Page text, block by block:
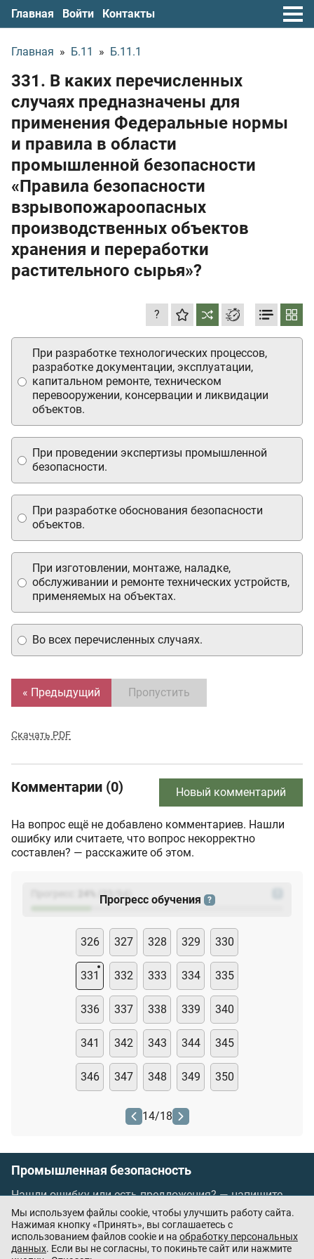
Главная Войти Контакты
Главная » Б.11 » Б.11.1
331. В каких перечисленных
случаях предназначены для
применения Федеральные нормы
и правила в области
промышленной безопасности
«Правила безопасности
взрывопожароопасных
производственных объектов
хранения и переработки
растительного сырья»?
?
При разработке технологических процессов,
разработке документации, эксплуатации,
капитальном ремонте, техническом
перевооружении, консервации и ликвидации
объектов.
Во всех перечисленных случаях.
При изготовлении, монтаже, наладке,
обслуживании и ремонте технических устройств,
применяемых на объектах.
При разработке обоснования безопасности
объектов.
При проведении экспертизы промышленной
безопасности.
« Предыдущий Пропустить
Скачать PDF
Комментарии (0) Новый комментарий
На вопрос ещё не добавлено комментариев. Нашли
ошибку или считаете, что вопрос некорректно
составлен? — расскажите об этом.
(23
Прогресс обучения ?
326 327 328 329 330
331 332 333 334 335
336 337 338 339 340
341 342 343 344 345
346 347 348 349 350
14/18
Промышленная безопасность
Нашли ошибку или есть предложения? —напишите
нам
Порядок проведения оплаты по банковским
картам/Цены/Оферта
Мы используем файлы cookie, чтобы улучшить работу сайта.
Нажимая кнопку «Принять», вы соглашаетесь с
использованием файлов cookie и на обработку персональных
данных. Если вы не согласны, то покиньте сайт или нажмите